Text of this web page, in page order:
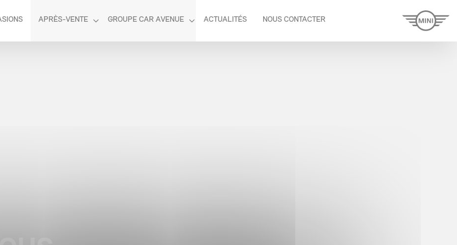
APRÈS-VENTE GROUPE CAR AVENUE ACTUALITÉS NOUS CONTACTER